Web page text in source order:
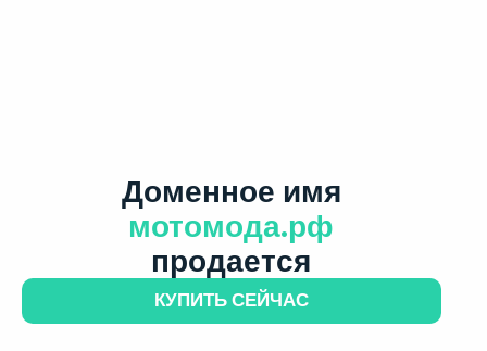
Доменное имя
мотомода.рф
продается
КУПИТЬ СЕЙЧАС